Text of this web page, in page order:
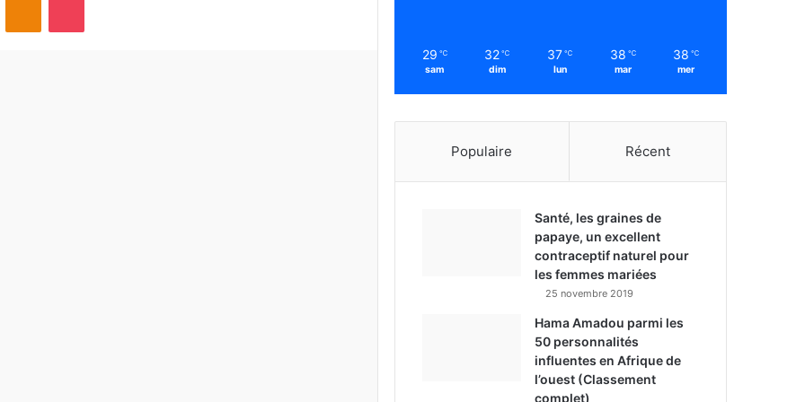
29 ℃
sam
32 ℃
dim
37 ℃
lun
38 ℃
mar
38 ℃
mer
Populaire Récent
Santé, les graines de
papaye, un excellent
contraceptif naturel pour
les femmes mariées
25 novembre 2019
Hama Amadou parmi les
50 personnalités
influentes en Afrique de
l’ouest (Classement
complet)